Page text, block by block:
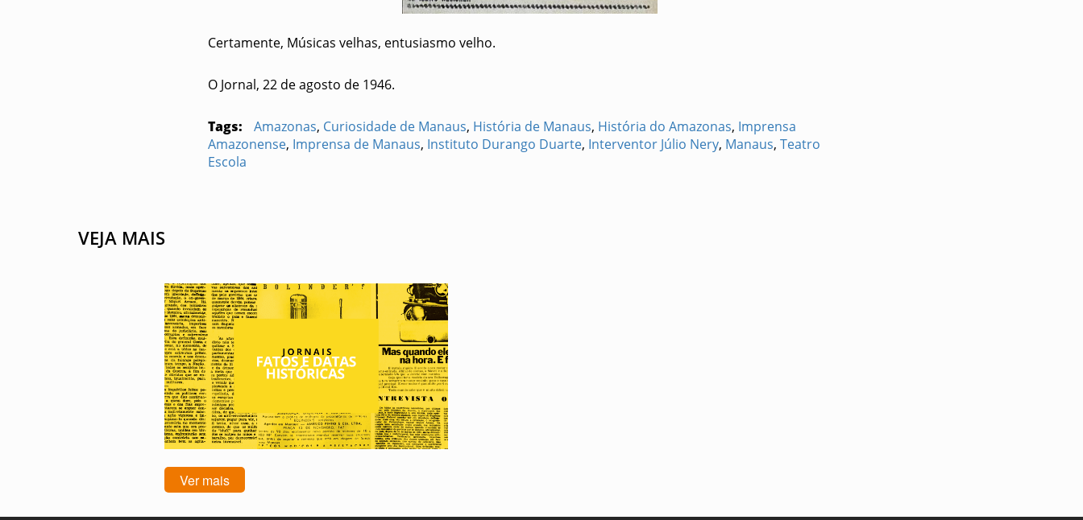
Certamente, Músicas velhas, entusiasmo velho.
O Jornal, 22 de agosto de 1946.
Tags: Amazonas, Curiosidade de Manaus, História de Manaus, História do Amazonas, Imprensa
Amazonense, Imprensa de Manaus, Instituto Durango Duarte, Interventor Júlio Nery, Manaus, Teatro
Escola
VEJA MAIS
Ver mais